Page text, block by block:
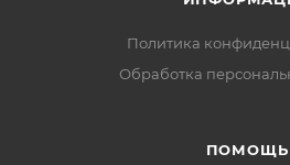
Политика
Обработка
ПОМОЩЬ